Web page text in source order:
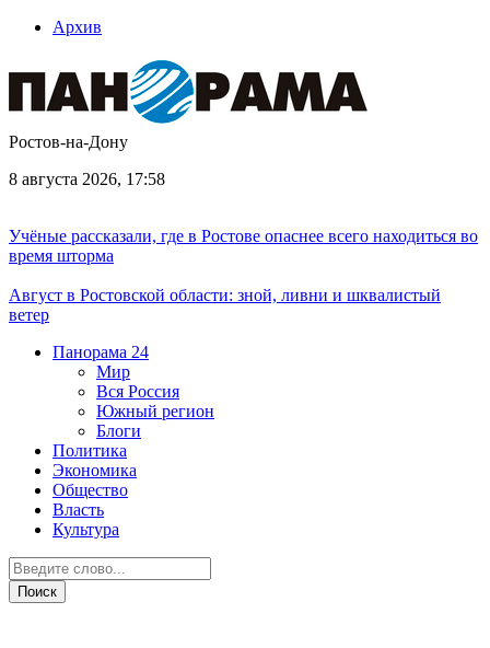
Архив
Ростов-на-Дону
8 августа 2026, 17:58
Учёные рассказали, где в Ростове опаснее всего находиться во
время шторма
Август в Ростовской области: зной, ливни и шквалистый
ветер
Панорама 24
Мир
Вся Россия
Южный регион
Блоги
Политика
Экономика
Общество
Власть
Культура